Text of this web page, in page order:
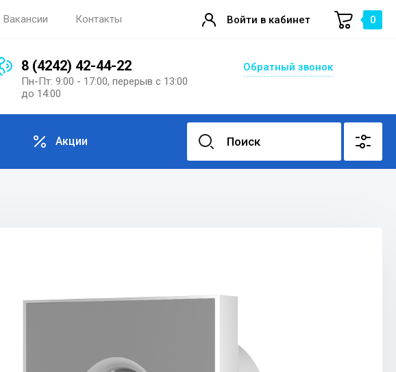
Вакансии Контакты Войти в кабинет 0
8 (4242) 42-44-22
Пн-Пт: 9:00 - 17:00, перерыв с 13:00
до 14:00
Обратный звонок
Акции